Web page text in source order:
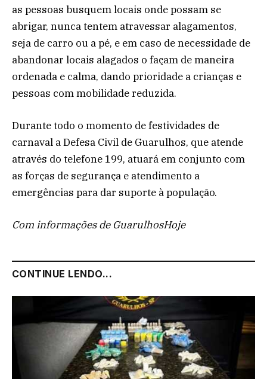
as pessoas busquem locais onde possam se
abrigar, nunca tentem atravessar alagamentos,
seja de carro ou a pé, e em caso de necessidade de
abandonar locais alagados o façam de maneira
ordenada e calma, dando prioridade a crianças e
pessoas com mobilidade reduzida.
Durante todo o momento de festividades de
carnaval a Defesa Civil de Guarulhos, que atende
através do telefone 199, atuará em conjunto com
as forças de segurança e atendimento a
emergências para dar suporte à população.
Com informações de GuarulhosHoje
CONTINUE LENDO...